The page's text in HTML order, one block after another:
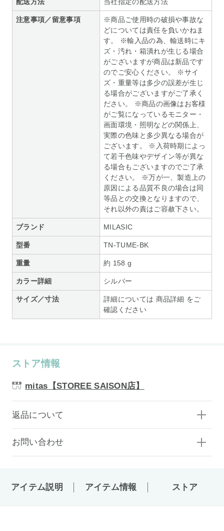
注意事項／留意事項
※商品ご使用時の破損や事故な
どについては責任を負いかねま
す。 ※輸入品の為、輸送時にキ
ズ・汚れ・箱潰れが生じる場合
がございますが商品は新品です
のでご安心ください。 ※サイ
ズ・重量等は多少の誤差が生じ
る場合がございますがご了承く
ださい。 ※商品の画像はお客様
がご覧になっているモニター・
画面環境・照明などの関係上、
実際の色味と多少異なる場合が
ございます。 ※入荷時期によっ
て若干色味やデザイン等が異な
る場合もございますのでご了承
ください。 ※万が一、製造上の
原因による品質不良の場合は同
等品との交換となりますので、
それ以外の責はご容赦下さい。
ブランド MILASIC
型番 TN-TUME-BK
重量 約 158 g
カラー詳細 シルバー
サイズ／寸法
詳細については 商品詳細 をご
確認ください
ストア情報
mitas【STOREE SAISON店】
返品について
お問い合わせ
アイテム説明 アイテム情報 ストア